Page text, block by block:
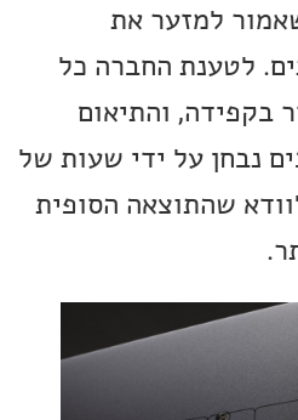
את
החברה כל
והתיאום
ידי שעות של
הסופית